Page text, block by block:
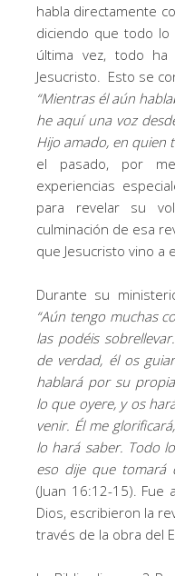
habla directamente
diciendo que todo
última vez, todo
Jesucristo. Esto se
“Mientras él aún
he aquí una voz
Hijo amado, en quien
el pasado, por
experiencias
para revelar su
culminación de esa
que Jesucristo vino a
Durante su
“Aún tengo muchas
las podéis
de verdad, él os
hablará por su
lo que oyere, y os
venir. Él me
lo hará saber. Todo
eso dije que tomará
(Juan 16:12-15).
Dios, escribieron la
través de la obra del